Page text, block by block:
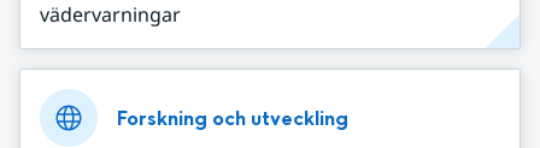
vädervarningar
Forskning och utveckling